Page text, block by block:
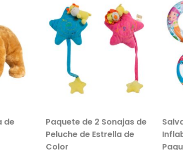
de
Paquete de 2 Sonajas de
Peluche de Estrella de
Color